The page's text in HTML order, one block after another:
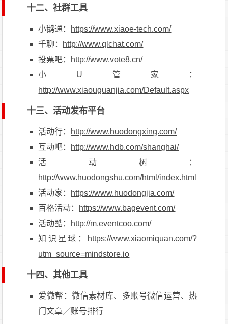
十二、社群工具
小鹅通： https://www.xiaoe-tech.com/
千聊： http://www.qlchat.com/
投票吧： http://www.vote8.cn/
小U管家：
http://www.xiaouguanjia.com/Default.aspx
十三、活动发布平台
活动行： http://www.huodongxing.com/
互动吧： http://www.hdb.com/shanghai/
活动树：
http://www.huodongshu.com/html/index.html
活动家： https://www.huodongjia.com/
百格活动： https://www.bagevent.com/
活动酷： http://m.eventcoo.com/
知识星球：
https://www.xiaomiquan.com/?
utm_source=mindstore.io
十四、其他工具
爱微帮：微信素材库、多账号微信运营、热
门文章／账号排行